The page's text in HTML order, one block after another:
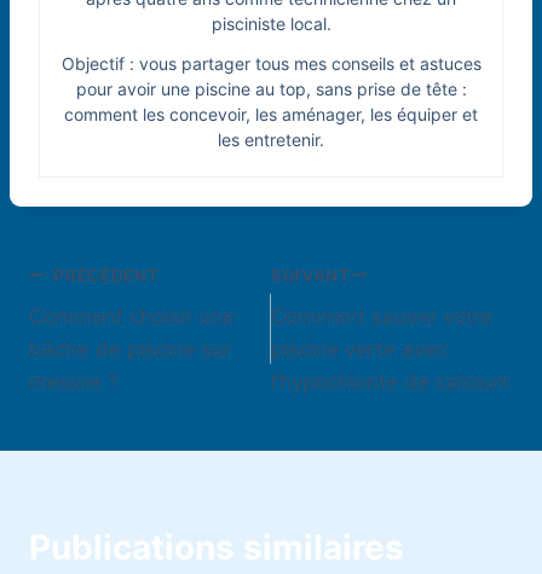
pisciniste local.
Objectif : vous partager tous mes conseils et astuces
pour avoir une piscine au top, sans prise de tête :
comment les concevoir, les aménager, les équiper et
les entretenir.
Navigation
de
l’article
PRÉCÉDENT
Comment choisir une
bâche de piscine sur
mesure ?
SUIVANT
Comment sauver votre
piscine verte avec
l’hypochlorite de calcium
Publications similaires